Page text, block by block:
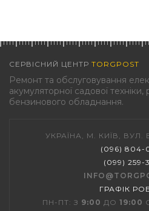
СЕРВІСНИЙ ЦЕНТР TORGPOST
Ремонт та обслуговування
акумуляторної садової техніки,
бензинового обладнання.
УКРАЇНА, М. КИЇВ, ВУЛ.
(096) 804-
(099) 259-
ГРАФІК
ПН-ПТ: З 9:00 ДО 19:00